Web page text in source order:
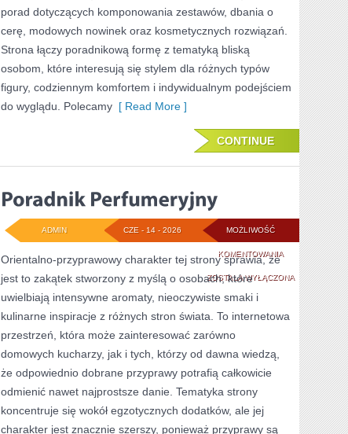
SIZE
porad dotyczących komponowania zestawów, dbania o
cerę, modowych nowinek oraz kosmetycznych rozwiązań.
Strona łączy poradnikową formę z tematyką bliską
osobom, które interesują się stylem dla różnych typów
figury, codziennym komfortem i indywidualnym podejściem
do wyglądu. Polecamy [ Read More ]
CONTINUE
MOŻLIWOŚĆ
KOMENTOWANIAPORADNIK
PERFUMERYJNY
ZOSTAŁA WYŁĄCZONA
CZE - 14 - 2026
ADMIN
Orientalno-przyprawowy charakter tej strony sprawia, że
jest to zakątek stworzony z myślą o osobach, które
uwielbiają intensywne aromaty, nieoczywiste smaki i
kulinarne inspiracje z różnych stron świata. To internetowa
przestrzeń, która może zainteresować zarówno
domowych kucharzy, jak i tych, którzy od dawna wiedzą,
że odpowiednio dobrane przyprawy potrafią całkowicie
odmienić nawet najprostsze danie. Tematyka strony
koncentruje się wokół egzotycznych dodatków, ale jej
charakter jest znacznie szerszy, ponieważ przyprawy są